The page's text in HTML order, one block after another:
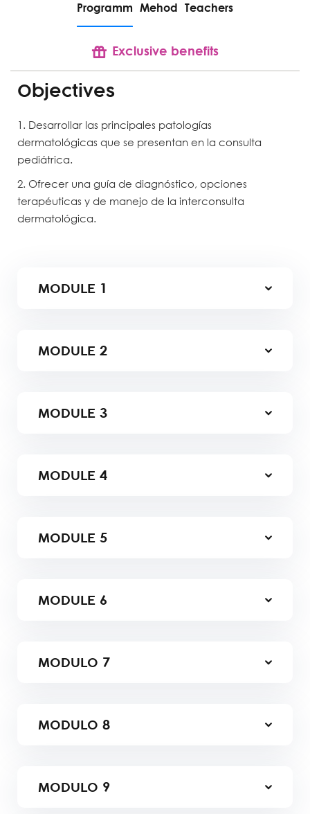
Programm Mehod Teachers
Exclusive benefits
Objectives
Desarrollar las principales patologías
dermatológicas que se presentan en la consulta
pediátrica.
Ofrecer una guía de diagnóstico, opciones
terapéuticas y de manejo de la interconsulta
dermatológica.
MODULE 1
MODULE 2
MODULE 3
MODULE 4
MODULE 5
MODULE 6
MODULO 7
MODULO 8
MODULO 9